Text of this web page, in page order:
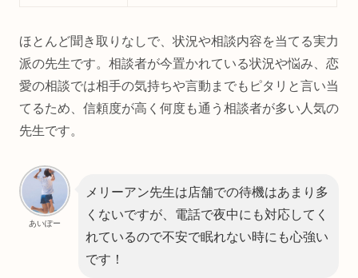
ほとんど聞き取りなしで、状況や相談内容を当てる実力
派の先生です。相談者が今置かれている状況や悩み、恋
愛の相談では相手の気持ちや言動までもピタリと言い当
てるため、信頼度が高く何度も通う相談者が多い人気の
先生です。
あいぽー
メリーアン先生は店舗での待機はあまり多
くないですが、電話で夜中にも対応してく
れているので不安で眠れない時にも心強い
です！